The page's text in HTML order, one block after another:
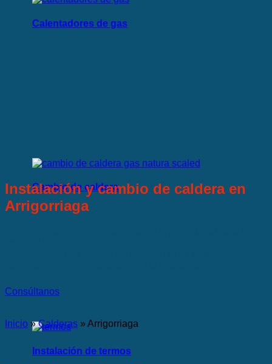
Calentadores de gas
Cambio de caldera
Instalación de termos
Instalación y cambio de caldera en
Arrigorriaga
Consúltanos
Inicio »Calderas »Arrigorriaga